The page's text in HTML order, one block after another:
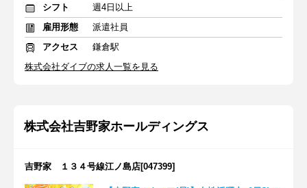
シフト
週4日以上
雇用形態
派遣社員
アクセス
鎌倉駅
株式会社ダイブの求人一覧を見る
株式会社吉野家ホールディングス
吉野家 １３４号線江ノ島店[047399]